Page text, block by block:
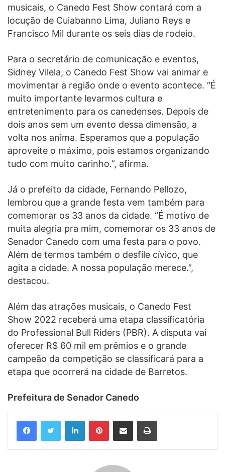
musicais, o Canedo Fest Show contará com a
locução de Cuiabanno Lima, Juliano Reys e
Francisco Mil durante os seis dias de rodeio.
Para o secretário de comunicação e eventos,
Sidney Vilela, o Canedo Fest Show vai animar e
movimentar a região onde o evento acontece. “É
muito importante levarmos cultura e
entretenimento para os canedenses. Depois de
dois anos sem um evento dessa dimensão, a
volta nos anima. Esperamos que a população
aproveite o máximo, pois estamos organizando
tudo com muito carinho.”, afirma.
Já o prefeito da cidade, Fernando Pellozo,
lembrou que a grande festa vem também para
comemorar os 33 anos da cidade. “É motivo de
muita alegria pra mim, comemorar os 33 anos de
Senador Canedo com uma festa para o povo.
Além de termos também o desfile cívico, que
agita a cidade. A nossa população merece.”,
destacou.
Além das atrações musicais, o Canedo Fest
Show 2022 receberá uma etapa classificatória
do Professional Bull Riders (PBR). A disputa vai
oferecer R$ 60 mil em prêmios e o grande
campeão da competição se classificará para a
etapa que ocorrerá na cidade de Barretos.
Prefeitura de Senador Canedo
LinkedinPinterestCompartilhar via e-mail Imprimir